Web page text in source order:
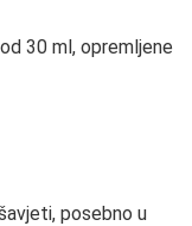
30 ml, opremljene
posebno u